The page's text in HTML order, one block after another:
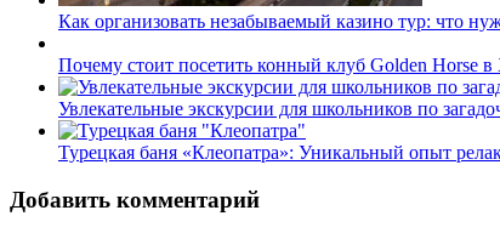
Как организовать незабываемый казино тур: что
Почему стоит посетить конный клуб Golden Horse в
Увлекательные экскурсии для школьников по
Турецкая баня «Клеопатра»: Уникальный опыт
Добавить комментарий